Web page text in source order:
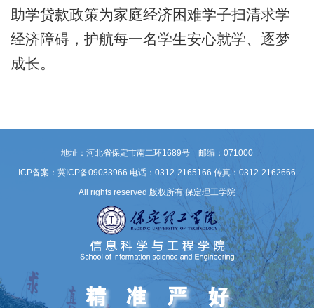
助学贷款政策为家庭经济困难学子扫清求学
经济障碍，护航每一名学生安心就学、逐梦
成长。
地址：河北省保定市南二环1689号 邮编：071000
ICP备案：冀ICP备09033966 电话：0312-2165166 传真：0312-2162666
All rights reserved 版权所有 保定理工学院